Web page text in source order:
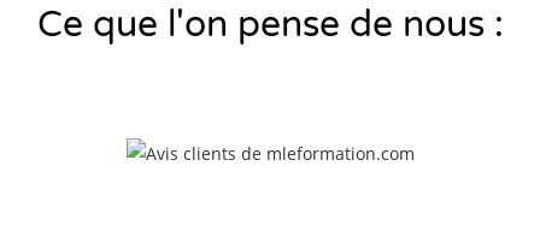
Ce que l'on pense de nous :